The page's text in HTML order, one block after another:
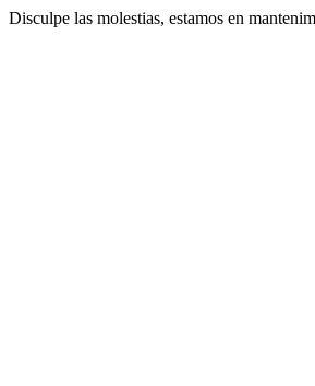
Disculpe las molestias, estamos en